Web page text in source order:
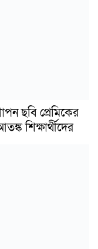
ছবি প্রেমিকের
শিক্ষার্থীদের